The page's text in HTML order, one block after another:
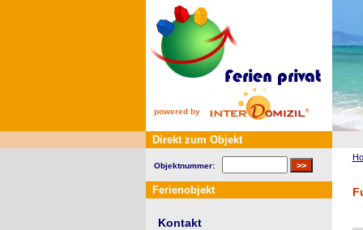
powered by
Direkt zum Objekt
Objektnummer:
Ferienobjekt
Kontakt